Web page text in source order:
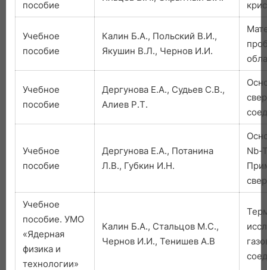
пособие
Учебное
пособие
Калин Б.А., Польский В.И.,
Якушин В.Л., Чернов И.И.
Учебное
пособие
Дергунова Е.А., Судьев С.В.,
Алиев Р.Т.
Учебное
пособие
Дергунова Е.А., Потанина
Л.В., Губкин И.Н.
Nb-
Учебное
пособие. УМО
«Ядерная
физика и
технологии»
Калин Б.А., Стальцов М.С.,
Чернов И.И., Тенишев А.В